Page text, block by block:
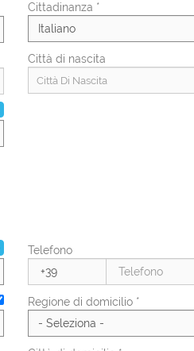
Cittadinanza *
Città di nascita
Città Di Nascita
Numero di figli
PAL
Telefono
Regione di domicilio *